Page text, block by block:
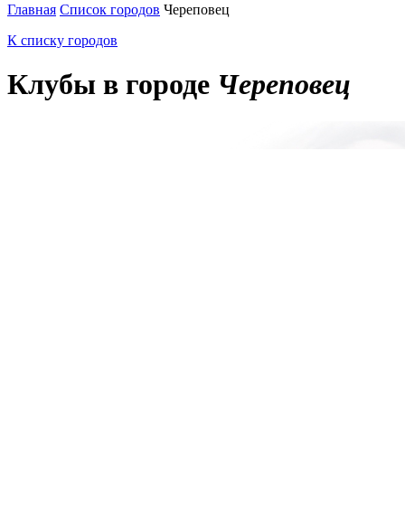
Главная Список городов Череповец
К списку городов
Клубы в городе Череповец